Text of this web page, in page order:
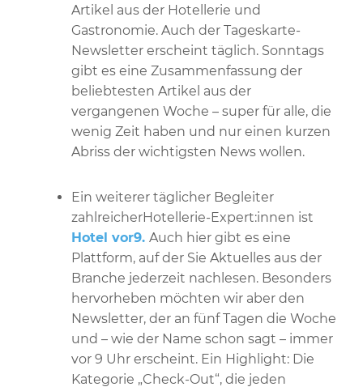
Artikel aus der Hotellerie und
Gastronomie. Auch der Tageskarte-
Newsletter erscheint täglich. Sonntags
gibt es eine Zusammenfassung der
beliebtesten Artikel aus der
vergangenen Woche – super für alle, die
wenig Zeit haben und nur einen kurzen
Abriss der wichtigsten News wollen.
Ein weiterer täglicher Begleiter
zahlreicherHotellerie-Expert:innen ist
Hotel vor9. Auch hier gibt es eine
Plattform, auf der Sie Aktuelles aus der
Branche jederzeit nachlesen. Besonders
hervorheben möchten wir aber den
Newsletter, der an fünf Tagen die Woche
und – wie der Name schon sagt – immer
vor 9 Uhr erscheint. Ein Highlight: Die
Kategorie „Check-Out“, die jeden